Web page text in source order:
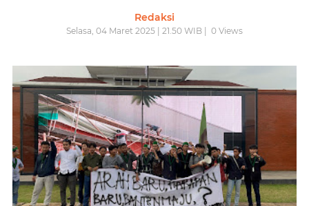
Redaksi
Selasa, 04 Maret 2025 | 21.50 WIB | 0 Views